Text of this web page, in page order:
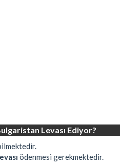
Levası Ediyor?
ödenmesi gerekmektedir.